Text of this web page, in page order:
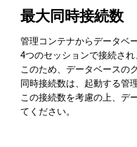
最大同時接続数
管理コンテナからデータベ
4つのセッションで接続され
このため、データベースの
同時接続数は、起動する管
この接続数を考慮の上、デ
てください。